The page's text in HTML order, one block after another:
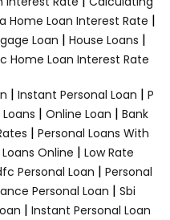
Home Loan Interest Rate |
Loan | House Loans |
Home Loan Interest Rate
| Instant Personal Loan | P
| Online Loan | Bank
| Personal Loans With
Online | Low Rate
Personal Loan | Personal
Personal Loan | Sbi
| Instant Personal Loan